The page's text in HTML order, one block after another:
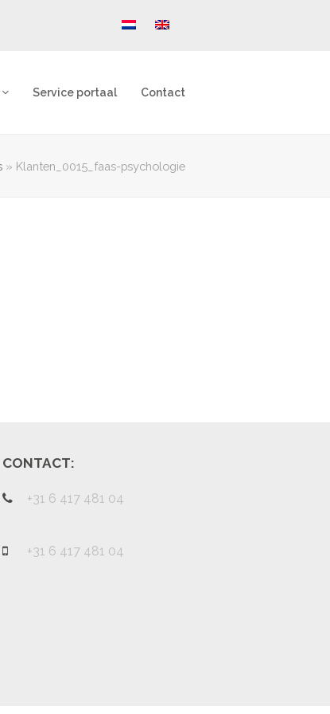
Service portaal Contact
» Klanten_0015_faas-psychologie
CONTACT:
+31 6 417 481 04
+31 6 417 481 04